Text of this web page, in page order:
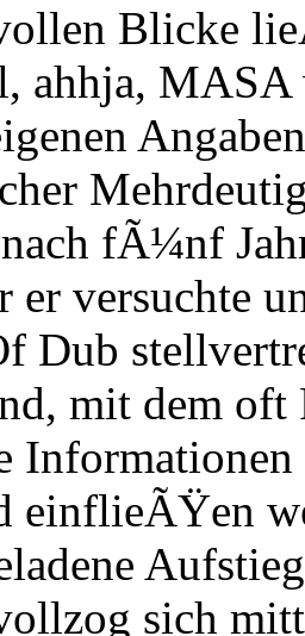
Blicke
ahhja,
fÃ¼nf
er versuchte
Dub
mit dem
einflieÃŸen
sich